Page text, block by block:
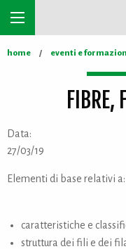
home eventi e
FIBRE,
Data:
27/03/19
Elementi di base relativi a:
caratteristiche e
struttura dei fili e dei